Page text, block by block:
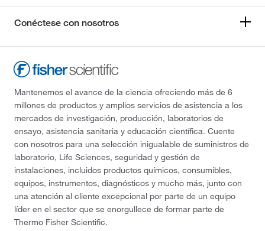
Conéctese con nosotros
Mantenemos el avance de la ciencia ofreciendo más de 6
millones de productos y amplios servicios de asistencia a los
mercados de investigación, producción, laboratorios de
ensayo, asistencia sanitaria y educación científica. Cuente
con nosotros para una selección inigualable de suministros de
laboratorio, Life Sciences, seguridad y gestión de
instalaciones, incluidos productos químicos, consumibles,
equipos, instrumentos, diagnósticos y mucho más, junto con
una atención al cliente excepcional por parte de un equipo
líder en el sector que se enorgullece de formar parte de
Thermo Fisher Scientific.